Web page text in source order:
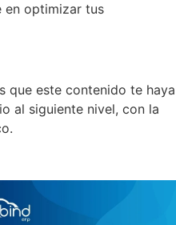
en optimizar tus
que este contenido te haya
al siguiente nivel, con la